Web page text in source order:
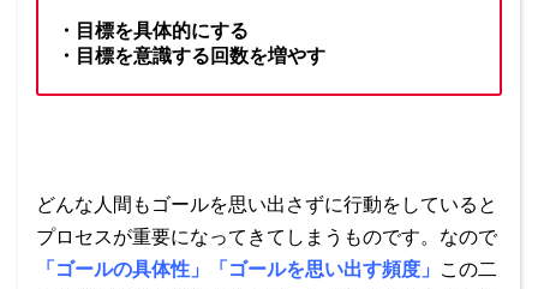
・目標を具体的にする
・目標を意識する回数を増やす
どんな人間もゴールを思い出さずに行動をしていると
プロセスが重要になってきてしまうものです。なので
「ゴールの具体性」「ゴールを思い出す頻度」
この二